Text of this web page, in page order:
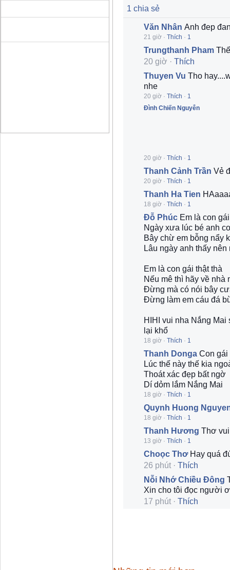
1 chia sẻ
Văn Nhân Anh đep
21 giờ · Thích · 1
Trungthanh Pham
20 giờ · Thích
Thuyen Vu Tho
nhe
20 giờ · Thích · 1
Đình Chiến Nguyễn
20 giờ · Thích · 1
Thanh Cảnh Trần Vẻ
20 giờ · Thích · 1
Thanh Ha Tien
18 giờ · Thích · 1
Đỗ Phúc Em là con
Ngày xưa lúc bé anh
Bây chừ em bỗng nẩy
Lâu ngày anh thấy
Em là con gái thật thà
Nếu mê thì hãy về nhà
Đừng mà có nói bây
Đừng làm em cáu đá
HIHI vui nha Nắng
lại khổ
18 giờ · Thích · 1
Thanh Donga Con
Lúc thế này thế kia
Thoát xác đẹp bất ngờ
Dí dỏm lắm Nắng Mai
18 giờ · Thích · 1
Quynh Huong
18 giờ · Thích · 1
Thanh Hương Thơ
13 giờ · Thích · 1
Choọc Thơ Hay quá
26 phút · Thích
Nỗi Nhớ Chiều Đông
Xin cho tôi đọc người
17 phút · Thích